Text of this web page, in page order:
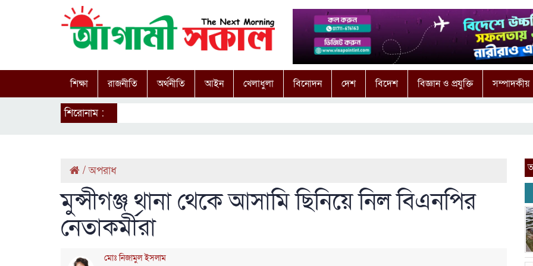
শিক্ষা রাজনীতি অর্থনীতি আইন খেলাধুলা বিনোদন দেশ বিদেশ বিজ্ঞান ও প্রযুক্তি সম্পাদকীয়
শিরোনাম :
/অপরাধ
মুন্সীগঞ্জ থানা থেকে আসামি ছিনিয়ে নিল বিএনপির
নেতাকর্মীরা
মোঃ নিজামুল ইসলাম